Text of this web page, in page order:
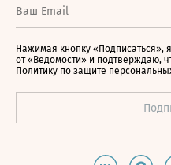
Нажимая кнопку «Подписаться»,
от «Ведомости» и подтверждаю,
Политику по защите